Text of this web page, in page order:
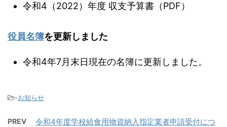
令和4（2022）年度 収支予算書（PDF）
役員名簿を更新しました
令和4年7月末日現在の名簿に更新しました。
-お知らせ
PREV
令和4年度学校給食用物資納入指定業者申請受付につ